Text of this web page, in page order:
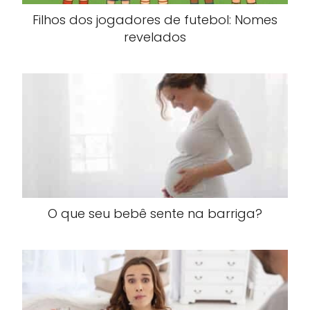
Filhos dos jogadores de futebol: Nomes
revelados
O que seu bebê sente na barriga?